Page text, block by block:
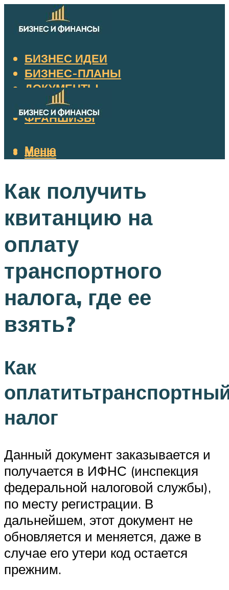
БИЗНЕС ИДЕИ
БИЗНЕС-ПЛАНЫ
ДОКУМЕНТЫ
НАЛОГИ
ФРАНШИЗЫ
Меню
Меню
Как получить
квитанцию на
оплату
транспортного
налога, где ее
взять?
Как
налог
Данный документ заказывается и
получается в ИФНС (инспекция
федеральной налоговой службы),
по месту регистрации. В
дальнейшем, этот документ не
обновляется и меняется, даже в
случае его утери код остается
прежним.